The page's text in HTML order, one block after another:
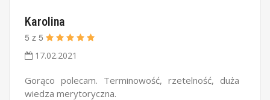
Karolina
5 z 5
17.02.2021
Gorąco polecam. Terminowość, rzetelność, duża
wiedza merytoryczna.